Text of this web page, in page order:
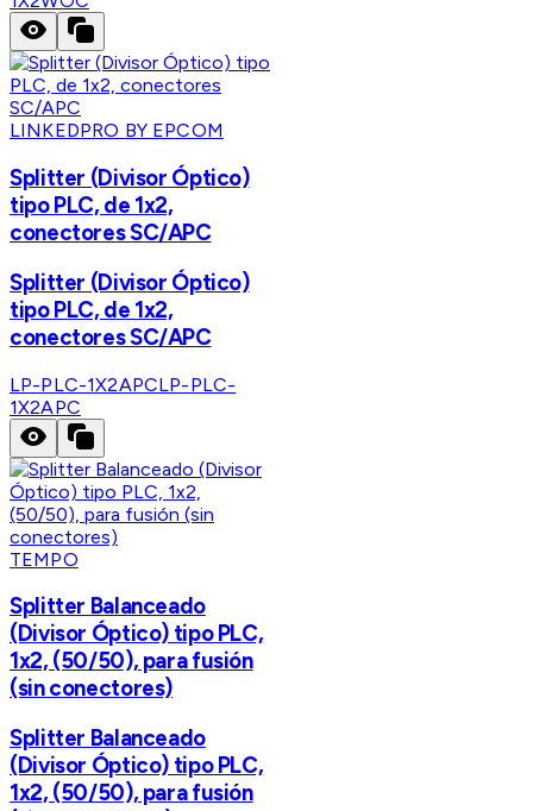
LINKEDPRO BY EPCOM
Splitter (Divisor Óptico)
tipo PLC, de 1x2,
conectores SC/APC
Splitter (Divisor Óptico)
tipo PLC, de 1x2,
conectores SC/APC
LP-PLC-1X2APCLP-PLC-
1X2APC
TEMPO
Splitter Balanceado
(Divisor Óptico) tipo PLC,
1x2, (50/50), para fusión
(sin conectores)
Splitter Balanceado
(Divisor Óptico) tipo PLC,
1x2, (50/50), para fusión